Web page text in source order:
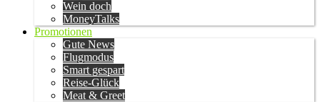
Wein doch
MoneyTalks
Promotionen
Gute News
Flugmodus
Smart gespart
Reise-Glück
Meat & Greet